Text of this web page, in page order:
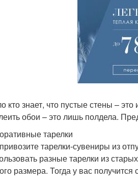
кто знает, что пустые стены –
обои – это лишь полдела.
тарелки
тарелки-сувениры из
разные тарелки из
размера. Тогда у вас